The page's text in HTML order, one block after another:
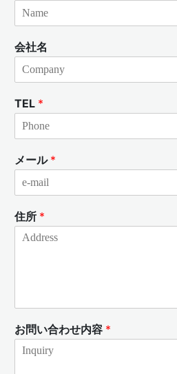
会社名
TEL *
メール *
住所 *
お問い合わせ内容 *